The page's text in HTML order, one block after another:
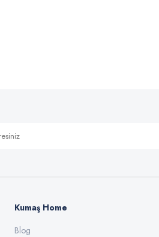
Gönder
Kumaş Home
Blog